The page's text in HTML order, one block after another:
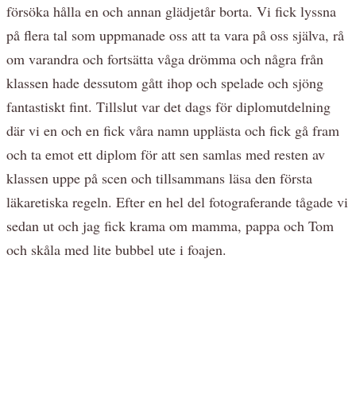
försöka hålla en och annan glädjetår borta. Vi fick lyssna
på flera tal som uppmanade oss att ta vara på oss själva, rå
om varandra och fortsätta våga drömma och några från
klassen hade dessutom gått ihop och spelade och sjöng
fantastiskt fint. Tillslut var det dags för diplomutdelning
där vi en och en fick våra namn upplästa och fick gå fram
och ta emot ett diplom för att sen samlas med resten av
klassen uppe på scen och tillsammans läsa den första
läkaretiska regeln. Efter en hel del fotograferande tågade vi
sedan ut och jag fick krama om mamma, pappa och Tom
och skåla med lite bubbel ute i foajen.